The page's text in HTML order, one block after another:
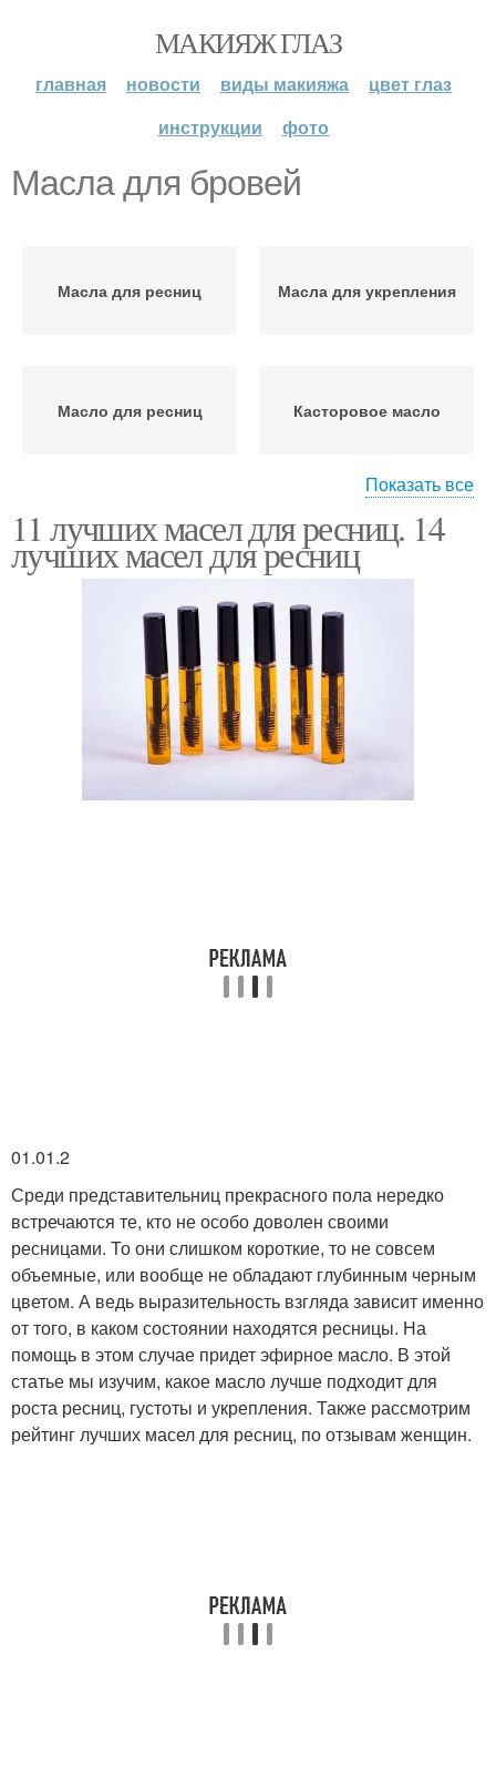
МАКИЯЖ ГЛАЗ
главная новости виды макияжа
цвет глаз
инструкции
фото
Масла для бровей
Масла для ресниц Масла для укрепления
Масло для ресниц Касторовое масло
Масла для стимуляции Репейное масло
Брови в аптеке
Масло для длинных
ресниц
Густые брови Базовые масла
Брови в домашних
условиях
Показать все
11 лучших масел для ресниц. 14
лучших масел для ресниц
01.01.2
Среди представительниц прекрасного пола нередко
встречаются те, кто не особо доволен своими
ресницами. То они слишком короткие, то не совсем
объемные, или вообще не обладают глубинным черным
цветом. А ведь выразительность взгляда зависит именно
от того, в каком состоянии находятся ресницы. На
помощь в этом случае придет эфирное масло. В этой
статье мы изучим, какое масло лучше подходит для
роста ресниц, густоты и укрепления. Также рассмотрим
рейтинг лучших масел для ресниц, по отзывам женщин.